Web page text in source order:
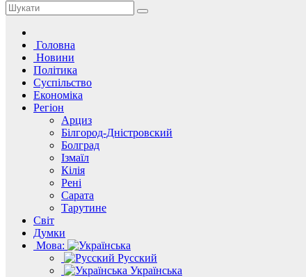
Головна
Новини
Політика
Суспільство
Економіка
Регіон
Арциз
Білгород-Дністровский
Болград
Ізмаїл
Кілія
Рені
Сарата
Тарутине
Світ
Думки
Мова:
Русский
Українська